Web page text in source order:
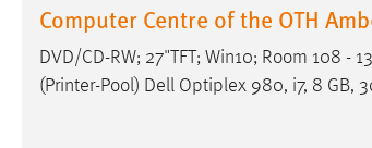
Computer Centre of the OTH
DVD/CD-RW; 27"TFT; Win10; Room 108 -
(Printer-Pool) Dell Optiplex 980, i7, 8 GB,